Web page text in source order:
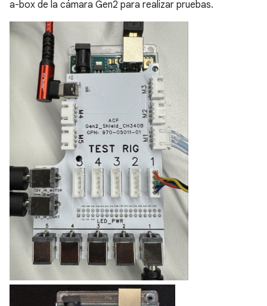
a-box de la cámara Gen2 para realizar pruebas.